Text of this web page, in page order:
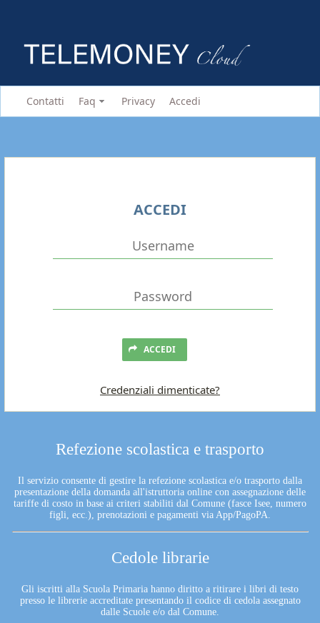
Contatti Faq Privacy Accedi
Refezione scolastica e trasporto
Il servizio consente di gestire la refezione scolastica e/o trasporto dalla
presentazione della domanda all'istruttoria online con assegnazione delle
tariffe di costo in base ai criteri stabiliti dal Comune (fasce Isee, numero
figli, ecc.), prenotazioni e pagamenti via App/PagoPA.
Cedole librarie
Gli iscritti alla Scuola Primaria hanno diritto a ritirare i libri di testo
presso le librerie accreditate presentando il codice di cedola assegnato
dalle Scuole e/o dal Comune.
ACCEDI
ACCEDI
Credenziali dimenticate?